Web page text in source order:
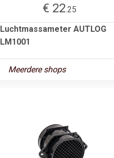
€ 22.25
Luchtmassameter AUTLOG
LM1001
Meerdere shops